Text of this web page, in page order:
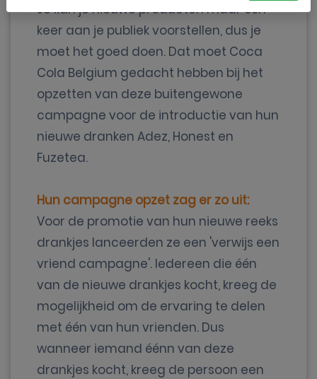
Je kan je nieuwe producten maar één
keer aan je publiek voorstellen, dus je
moet het goed doen. Dat moet Coca
Cola Belgium gedacht hebben bij het
opzetten van deze buitengewone
campagne voor de introductie van hun
nieuwe dranken Adez, Honest en
Fuzetea.
Hun campagne opzet zag er zo uit:
Voor de promotie van hun nieuwe reeks
drankjes lanceerden ze een 'verwijs een
vriend campagne'. Iedereen die één
van de nieuwe drankjes kocht, kreeg de
mogelijkheid om de ervaring te delen
met één van hun vrienden. Dus
wanneer iemand éénn van deze
drankjes kocht, kreeg de persoon een